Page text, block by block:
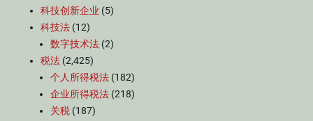
科技创新企业 (5)
科技法 (12)
数字技术法 (2)
税法 (2,425)
个人所得税法 (182)
企业所得税法 (218)
关税 (187)